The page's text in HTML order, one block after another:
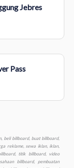
Jebres
Pass
kota kendari, produksi billboard murah sulawesi utara kota manado, produksi billboard murah sumatera barat kota padang, produksi billboard murah sumatera selatan kota palembang, produksi billboard murah sumatera utara kota medan, produksi billboard murah yogyakarta kota yogyakarta, produksi baliho murah aceh kota banda aceh, produksi baliho murah bali kota denpasar, produksi baliho murah banten kota serang, produksi baliho murah bengkulu kota bengkulu, produksi baliho murah gorontalo kota gorontalo, produksi baliho murah jakarta dki jakarta, produksi baliho murah jambi kota jambi, produksi baliho murah jawa barat kota bandung, produksi baliho murah jawa tengah kota semarang, produksi baliho murah jawa timur kota surabaya, produksi baliho murah kalimantan barat kota pontianak, produksi baliho murah kalimantan selatan kota banjarmasin, produksi baliho murah kalimantan tengah kota palangkaraya, produksi baliho murah kalimantan timur kota samarinda, produksi baliho murah kalimantan utara kota tanjungselor, produksi baliho murah kepulauan bangka belitung kota pangkalpinang, produksi baliho murah kepulauan riau kota tanjung pinang, produksi baliho murah lampung kota bandar lampung, produksi baliho murah maluku kota ambon, produksi baliho murah maluku utara kota sofifi ternate, produksi baliho murah nusa tenggara barat kota mataram, produksi baliho murah nusa tenggara timur kota kupang, produksi baliho murah papua kota jayapura, produksi baliho murah papua barat kota manokwari, produksi baliho murah riau kota pekanbaru, produksi baliho murah sulawesi barat kota mamuju, produksi baliho murah sulawesi selatan kota makassar, produksi baliho murah sulawesi tengah kota palu, produksi baliho murah sulawesi tenggara kota kendari, produksi baliho murah sulawesi utara kota manado, produksi baliho murah sumatera barat kota padang, produksi baliho murah sumatera selatan kota palembang, produksi baliho murah sumatera utara kota medan, produksi baliho murah yogyakarta kota yogyakarta, produksi videotron murah aceh kota banda aceh, produksi videotron murah bali kota denpasar, produksi videotron murah banten kota serang, produksi videotron murah bengkulu kota bengkulu, produksi videotron murah gorontalo kota gorontalo, produksi videotron murah jakarta dki jakarta, produksi videotron murah jambi kota jambi, produksi videotron murah jawa barat kota bandung, produksi murah videotron jawa tengah kota semarang, produksi videotron murah jawa timur kota surabaya, produksi videotron murah kalimantan barat kota pontianak, produksi videotron murah kalimantan selatan kota banjarmasin, produksi videotron murah, kalimantan tengah kota palangkaraya, produksi videotron murah kalimantan timur kota samarinda, produksi videotron murah kalimantan utara kota tanjungselor, produksi videotron murah kepulauan bangka belitung kota pangkalpinang, produksi videotron murah kepulauan riau kota tanjung pinang, produksi videotron murah lampung kota bandar lampung, produksi videotron murah maluku kota ambon, produksi videotron murah maluku utara